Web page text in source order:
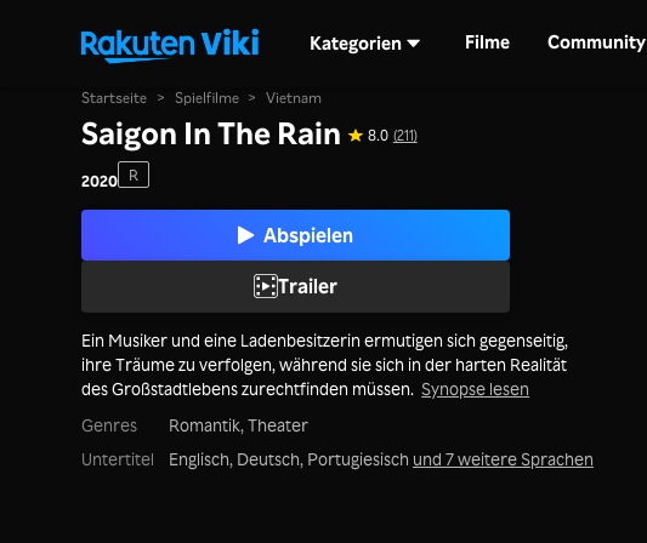
Kategorien Filme Community
Startseite > Spielfilme > Vietnam
Saigon In The Rain 8.0 (211)
2020 R
Abspielen
Trailer
Ein Musiker und eine Ladenbesitzerin ermutigen sich gegenseitig,
ihre Träume zu verfolgen, während sie sich in der harten Realität
des Großstadtlebens zurechtfinden müssen.
Synopse lesen
Genres
Romantik, Theater
Untertitel
Englisch, Deutsch, Portugiesisch und 7 weitere Sprachen